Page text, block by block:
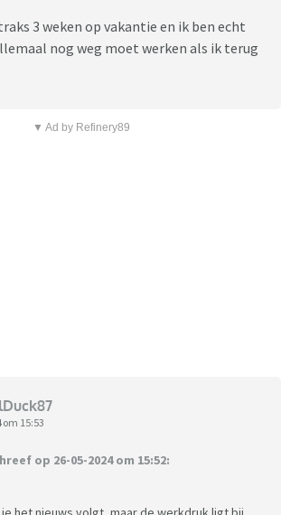
3 weken op vakantie en ik ben echt
nog weg moet werken als ik terug
▼ Ad by Refinery89
om 15:53
op 26-05-2024 om 15:52: